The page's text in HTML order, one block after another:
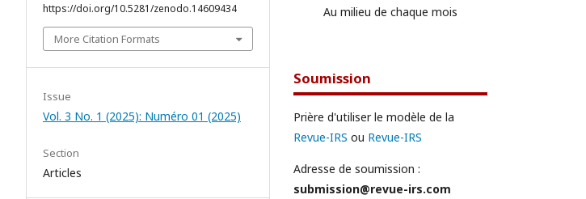
https://doi.org/10.5281/zenodo.14609434
More Citation Formats
Issue
Vol. 3 No. 1 (2025): Numéro 01 (2025)
Section
Articles
Au milieu de chaque mois
Soumission
Prière d'utiliser le modèle de la
Revue-IRS ou Revue-IRS
Adresse de soumission :
submission@revue-irs.com